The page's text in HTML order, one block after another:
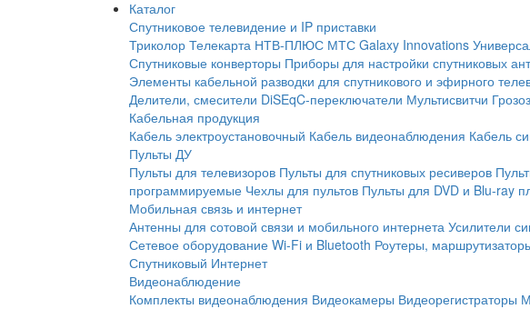
Каталог
Спутниковое телевидение и IP приставки
Триколор Телекарта НТВ-ПЛЮС МТС Galaxy Innovations
Спутниковые конверторы Приборы для настройки спутниковых
Элементы кабельной разводки для спутникового и эфирного
Делители, смесители DiSEqC-переключатели Мультисвитчи
Кабельная продукция
Кабель электроустановочный Кабель видеонаблюдения Кабель
Пульты ДУ
Пульты для телевизоров Пульты для спутниковых ресиверов
программируемые Чехлы для пультов Пульты для DVD и Blu-ray
Мобильная связь и интернет
Антенны для сотовой связи и мобильного интернета Усилители
Сетевое оборудование Wi-Fi и Bluetooth Роутеры,
Спутниковый Интернет
Видеонаблюдение
Комплекты видеонаблюдения Видеокамеры Видеорегистраторы